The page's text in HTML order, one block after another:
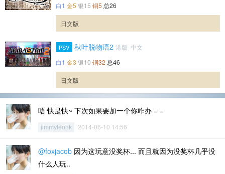
白1 金5 银15 铜5 总26
日文版
PSV 秋叶脱物语2 港版 中文
白1 金3 银10 铜32 总46
日文版
唔 快是快~ 下次如果要加一个你咋办 = =
jimmyleohk 2014-06-10 14:56
@foxjacob 因为这玩意没奖杯... 而且就因为没奖杯几乎没
什么人玩..